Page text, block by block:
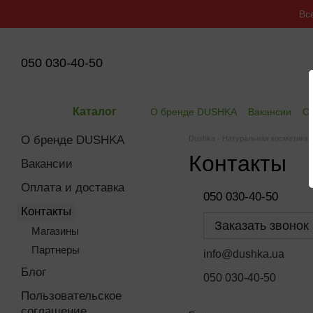
050 030-40-50
Каталог О бренде DUSHKA Вакансии
Dushka - Натуральная косметика
Контакты
050 030-40-50
Заказать звонок
info@dushka.ua
050 030-40-50
О бренде DUSHKA
Вакансии
Оплата и доставка
Контакты
Магазины
Партнеры
Блог
Пользовательское